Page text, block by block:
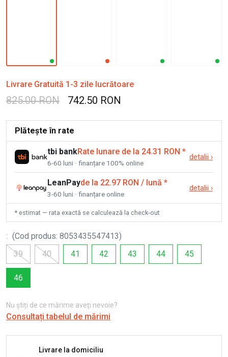
Livrare Gratuită 1-3 zile lucrătoare
825.00 RON 742.50 RON
Plătește în rate
tbi bankRate lunare de la 24.31 RON *
6-60 luni · finanțare 100% online
detalii ›
LeanPayde la 22.97 RON / lună *
3-60 luni · finanțare online
detalii ›
* estimat — rata exactă se calculează la check-out
: (Cod produs: 8053435547413)
39
40 41 42 43 44 45
46
Nu știți de ce mărime aveți nevoie?
Consultați tabelul de mărimi
Livrare la domiciliu